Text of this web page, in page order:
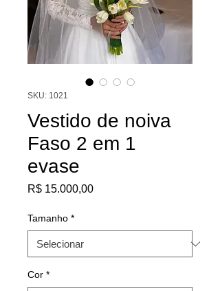
SKU: 1021
Vestido de noiva
Faso 2 em 1
evase
R$ 15.000,00Preço
Tamanho *
Cor *